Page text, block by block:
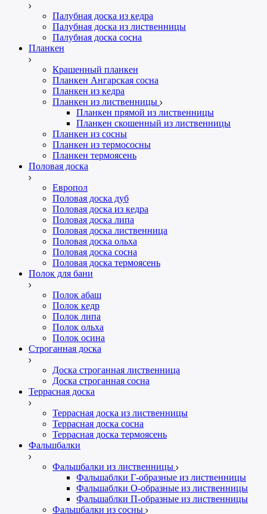
Палубная доска из кедра
Палубная доска из лиственницы
Палубная доска сосна
Планкен
Крашенный планкен
Планкен Ангарская сосна
Планкен из кедра
Планкен из лиственницы
Планкен прямой из лиственницы
Планкен скошенный из лиственницы
Планкен из сосны
Планкен из термососны
Планкен термоясень
Половая доска
Европол
Половая доска дуб
Половая доска из кедра
Половая доска липа
Половая доска лиственница
Половая доска ольха
Половая доска сосна
Половая доска термоясень
Полок для бани
Полок абаш
Полок кедр
Полок липа
Полок ольха
Полок осина
Строганная доска
Доска строганная лиственница
Доска строганная сосна
Террасная доска
Террасная доска из лиственницы
Террасная доска сосна
Террасная доска термоясень
Фальшбалки
Фальшбалки из лиственницы
Фальшаблки Г-образные из лиственницы
Фальшаблки О-образные из лиственницы
Фальшаблки П-образные из лиственницы
Фальшбалки из сосны